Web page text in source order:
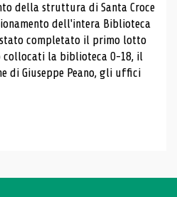
della struttura di Santa Croce
dell'intera Biblioteca
stato completato il primo lotto
collocati la biblioteca 0-18, il
di Giuseppe Peano, gli uffici